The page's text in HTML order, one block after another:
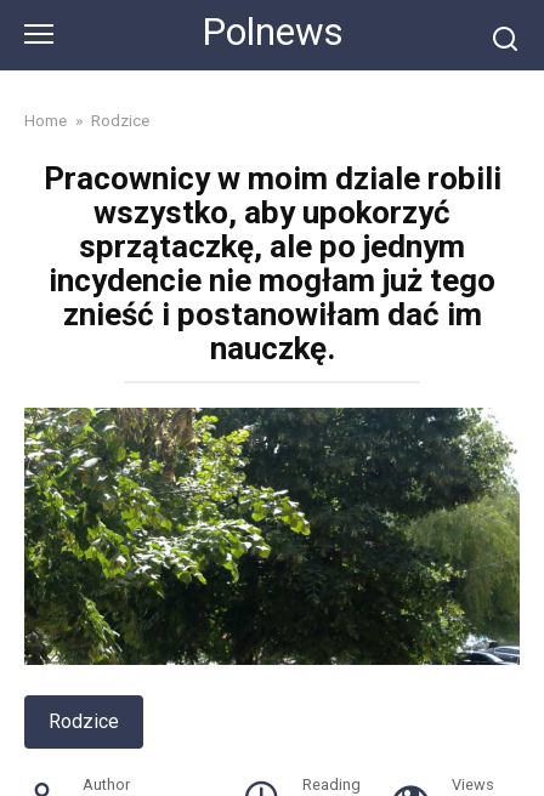
content
Polnews
Home » Rodzice
Pracownicy w moim dziale robili
wszystko, aby upokorzyć
sprzątaczkę, ale po jednym
incydencie nie mogłam już tego
znieść i postanowiłam dać im
nauczkę.
Rodzice
Author Reading Views